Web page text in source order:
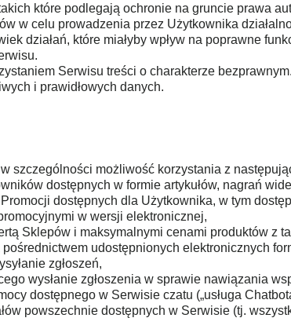
które podlegają ochronie na gruncie prawa
w celu prowadzenia przez Użytkownika
działań, które miałyby wpływ na poprawne
Serwisu treści o charakterze
i prawidłowych danych.
szczególności możliwość korzystania z
dostępnych w formie artykułów, nagrań
dostępnych dla Użytkownika, w tym
w wersji elektronicznej,
Sklepów i maksymalnymi cenami produktów z
udostępnionych elektronicznych
zgłoszeń,
wysłanie zgłoszenia w sprawie nawiązania
dostępnego w Serwisie czatu („usługa
powszechnie dostępnych w Serwisie (tj.